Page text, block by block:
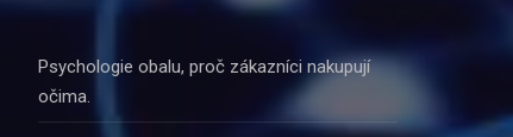
Psychologie obalu, proč zákazníci nakupují
očima.